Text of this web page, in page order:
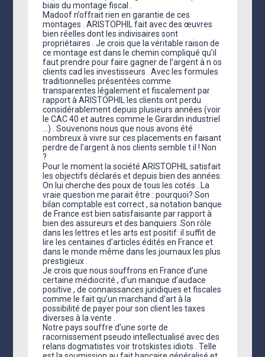
biais du montage fiscal .
Madoof n’offrait rien en garantie de ces
montages . ARISTOPHIL fait avec des œuvres
bien réelles dont les indivisaires sont
propriétaires . Je crois que la véritable raison de
ce montage est dans le chemin compliqué qu’il
faut prendre pour faire gagner de l’argent à n os
clients cad les investisseurs . Avec les formules
traditionnelles présentées comme
transparentes légalement et fiscalement par
rapport à ARISTOPHIL les clients ont perdu
considérablement depuis plusieurs années (voir
le CAC 40 et autres comme le Girardin industriel
…) . Souvenons nous que nous avons été
nombreux à vivre sur ces placements en faisant
perdre de l’argent à nos clients semble t il ! Non
?
Pour le moment la société ARISTOPHIL satisfait
les objectifs déclarés et depuis bien des années.
On lui cherche des poux de tous les cotés . La
vraie question me parait être : pourquoi? Son
bilan comptable est correct , sa notation banque
de France est bien satisfaisante par rapport à
bien des assureurs et des banquiers .Son rôle
dans les lettres et les arts est positif: il suffit de
lire les centaines d’articles édités en France et
dans le monde même dans les journaux les plus
prestigieux .
Je crois que nous souffrons en France d’une
certaine médiocrité , d’un manque d’audace
positive , de connaissances juridiques et fiscales
comme le fait qu’un marchand d’art à la
possibilité de payer pour son client les taxes
diverses à la vente .
Notre pays souffre d’une sorte de
racornissement pseudo intellectualisé avec des
relans dogmatistes voir trotskistes idiots . Telle